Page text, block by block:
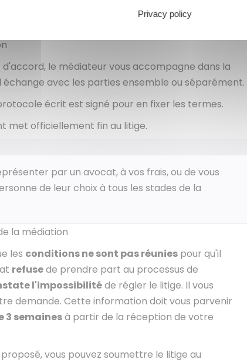
saisi du litige et sollicite votre
adhésion
le médiateur vous accompagne dans la
échange avec les parties ensemble ou séparément.
écrit est signé pour en fixer les termes.
met officiellement fin au litige.
par un avocat, à vos frais, ou de vous
de leur choix à tous les stades de la
la médiation
les conditions ne sont pas réunies pour qu'il
refusede prendre part au processus de
l'impossibilitéde régler le litige. Il vous
demande. Cette information doit vous parvenir
3 semainesà partir de la réception de votre
proposé, vous pouvez soumettre le litige au
Privacy policy